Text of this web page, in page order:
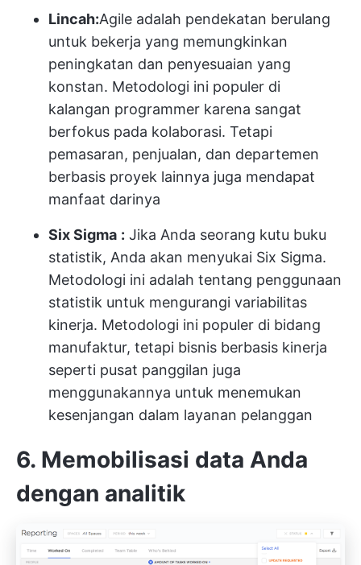
Lincah:Agile adalah pendekatan berulang
untuk bekerja yang memungkinkan
peningkatan dan penyesuaian yang
konstan. Metodologi ini populer di
kalangan programmer karena sangat
berfokus pada kolaborasi. Tetapi
pemasaran, penjualan, dan departemen
berbasis proyek lainnya juga mendapat
manfaat darinya
Six Sigma : Jika Anda seorang kutu buku
statistik, Anda akan menyukai Six Sigma.
Metodologi ini adalah tentang penggunaan
statistik untuk mengurangi variabilitas
kinerja. Metodologi ini populer di bidang
manufaktur, tetapi bisnis berbasis kinerja
seperti pusat panggilan juga
menggunakannya untuk menemukan
kesenjangan dalam layanan pelanggan
6. Memobilisasi data Anda
dengan analitik